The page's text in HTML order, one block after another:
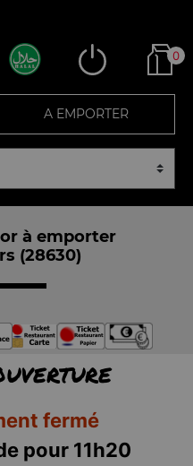
0
A EMPORTER
à emporter
(28630)
fermé
pour 11h20